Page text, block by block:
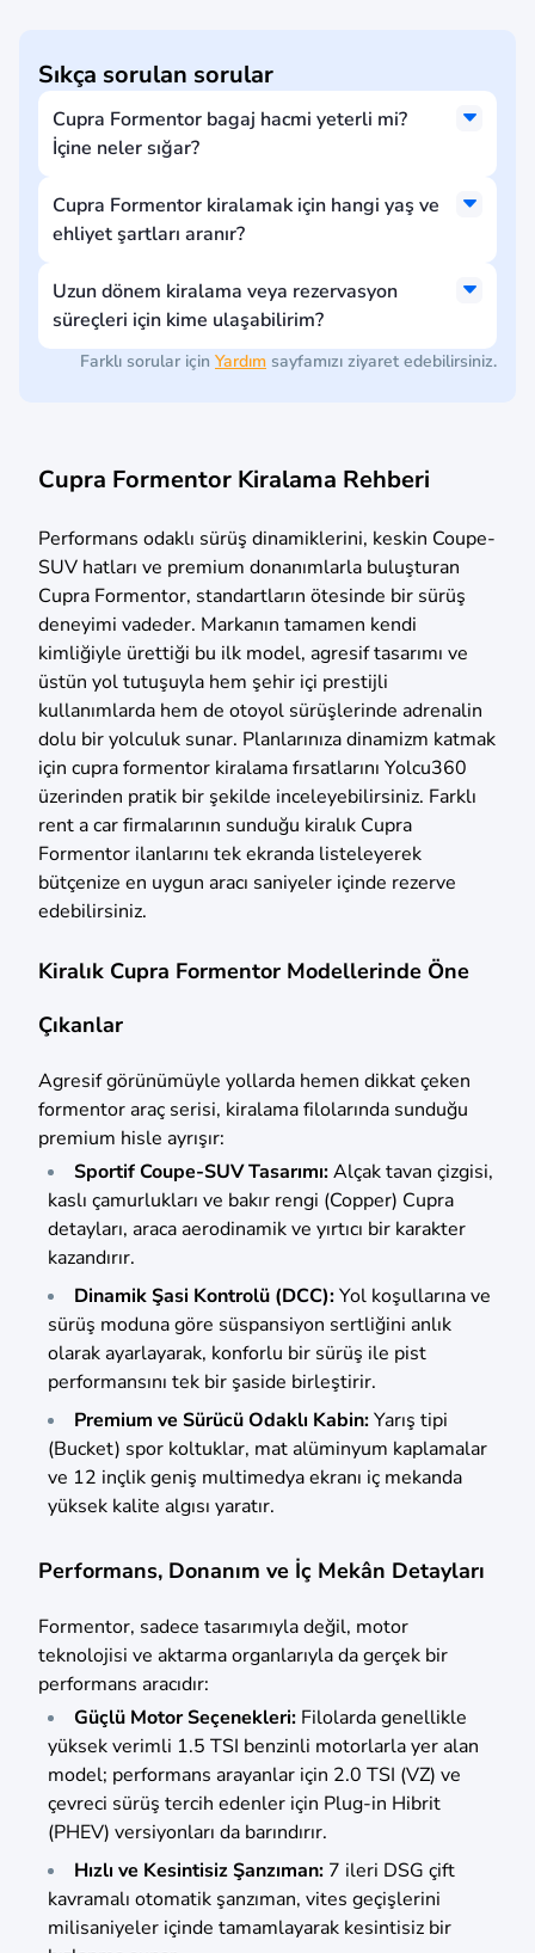
Sıkça sorulan sorular
Cupra Formentor bagaj hacmi yeterli mi?
İçine neler sığar?
Cupra Formentor kiralamak için hangi yaş ve
ehliyet şartları aranır?
Uzun dönem kiralama veya rezervasyon
süreçleri için kime ulaşabilirim?
Farklı sorular için Yardım sayfamızı ziyaret edebilirsiniz.
Cupra Formentor Kiralama Rehberi
Performans odaklı sürüş dinamiklerini, keskin Coupe-
SUV hatları ve premium donanımlarla buluşturan
Cupra Formentor, standartların ötesinde bir sürüş
deneyimi vadeder. Markanın tamamen kendi
kimliğiyle ürettiği bu ilk model, agresif tasarımı ve
üstün yol tutuşuyla hem şehir içi prestijli
kullanımlarda hem de otoyol sürüşlerinde adrenalin
dolu bir yolculuk sunar. Planlarınıza dinamizm katmak
için cupra formentor kiralama fırsatlarını Yolcu360
üzerinden pratik bir şekilde inceleyebilirsiniz. Farklı
rent a car firmalarının sunduğu kiralık Cupra
Formentor ilanlarını tek ekranda listeleyerek
bütçenize en uygun aracı saniyeler içinde rezerve
edebilirsiniz.
Kiralık Cupra Formentor Modellerinde Öne
Çıkanlar
Agresif görünümüyle yollarda hemen dikkat çeken
formentor araç serisi, kiralama filolarında sunduğu
premium hisle ayrışır:
Sportif Coupe-SUV Tasarımı:Alçak tavan çizgisi,
kaslı çamurlukları ve bakır rengi (Copper) Cupra
detayları, araca aerodinamik ve yırtıcı bir karakter
kazandırır.
Dinamik Şasi Kontrolü (DCC):Yol koşullarına ve
sürüş moduna göre süspansiyon sertliğini anlık
olarak ayarlayarak, konforlu bir sürüş ile pist
performansını tek bir şaside birleştirir.
Premium ve Sürücü Odaklı Kabin:Yarış tipi
(Bucket) spor koltuklar, mat alüminyum kaplamalar
ve 12 inçlik geniş multimedya ekranı iç mekanda
yüksek kalite algısı yaratır.
Performans, Donanım ve İç Mekân Detayları
Formentor, sadece tasarımıyla değil, motor
teknolojisi ve aktarma organlarıyla da gerçek bir
performans aracıdır:
Güçlü Motor Seçenekleri: Filolarda genellikle
yüksek verimli 1.5 TSI benzinli motorlarla yer alan
model; performans arayanlar için 2.0 TSI (VZ) ve
çevreci sürüş tercih edenler için Plug-in Hibrit
(PHEV) versiyonları da barındırır.
Hızlı ve Kesintisiz Şanzıman: 7 ileri DSG çift
kavramalı otomatik şanzıman, vites geçişlerini
milisaniyeler içinde tamamlayarak kesintisiz bir